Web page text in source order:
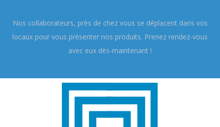
Nos collaborateurs, près de chez vous se déplacent dans vos
locaux pour vous présenter nos produits. Prenez rendez-vous
avec eux dès-maintenant !